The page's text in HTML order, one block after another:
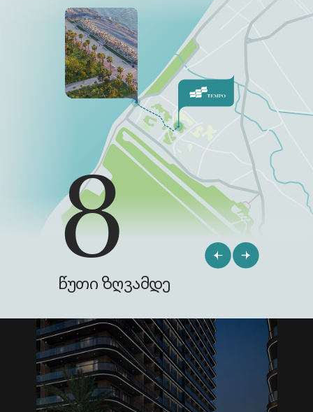
ᲬᲣᲗᲘ ᲖᲦᲕᲐᲛᲓᲔ
8
We build for your
Queen’s Residence
ყველა უფლება დაცულია 2026
Serenade by Tempo
Sensa by Tempo
მომხიბვლელი ინვესტიცია
ჩვენ შესახებ
Live კამერა
სიახლები
მომსახურების პირობები
ადლიის ქუჩა 53, ბათუმი
6004, საქართველო
Serenade By Tempo
ადლიის ქუჩა 57-57ა,
ბათუმი 6004, საქართველო